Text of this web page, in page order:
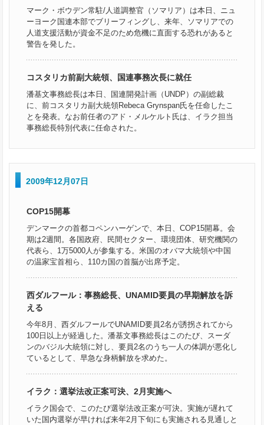
マーク・ボウデン常駐/人道調整官（ソマリア）は本日、ニュ
ーヨーク国連本部でブリーフィングし、来年、ソマリアでの
人道支援活動が資金不足のため危機に直面する恐れがあると
警告を発した。
コスタリカ前副大統領、国連事務次長に就任
潘基文事務総長は本日、国連開発計画（UNDP）の副総裁
に、前コスタリカ副大統領Rebeca Grynspan氏を任命したこ
とを発表。なお前任者のアド・メルケルト氏は、イラク担当
事務総長特別代表に任命された。
2009年12月07日
COP15開幕
デンマークの首都コペンハーゲンで、本日、COP15開幕。会
期は2週間。各国政府、民間セクター、環境団体、研究機関の
代表ら、1万5000人が参集する。米国のオバマ大統領や中国
の温家宝首相ら、110カ国の首脳が出席予定。
西ダルフール：事務総長、UNAMID要員の早期解放を訴
える
今年8月、西ダルフールでUNAMID要員2名が誘拐されてから
100日以上が経過した。潘基文事務総長はこのたび、スーダ
ンのバジル大統領に対し、要員2名のうち一人の体調が悪化し
ているとして、早急な身柄解放を求めた。
イラク：選挙法改正案可決、2月実施へ
イラク国会で、このたび選挙法改正案が可決。実施が遅れて
いた国内選挙が早ければ来年2月下旬にも実施される見通しと